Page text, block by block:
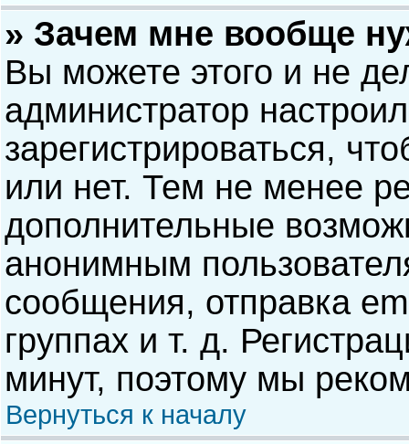
» Зачем мне вообще
Вы можете этого и не
администратор
зарегистрироваться,
или нет. Тем не менее
дополнительные
анонимным
сообщения, отправка
группах и т. д.
минут, поэтому мы
Вернуться к началу